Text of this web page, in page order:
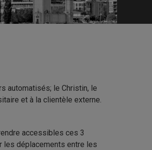
automatisés; le Christin, le
et à la clientèle externe.
accessibles ces 3
les déplacements entre les